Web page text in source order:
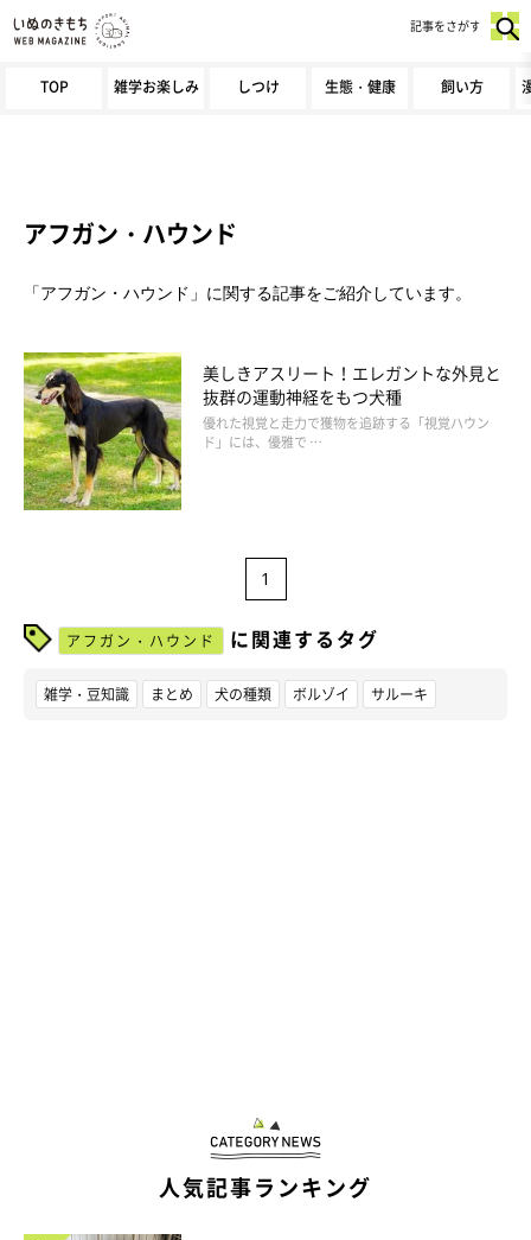
TOP 雑学お楽しみ しつけ 生態・健康 飼い方
記事をさがす
アフガン・ハウンド
「アフガン・ハウンド」に関する記事をご紹介しています。
美しきアスリート！エレガントな外見と
抜群の運動神経をもつ犬種
優れた視覚と走力で獲物を追跡する「視覚ハウン
ド」には、優雅で …
1
アフガン・ハウンド に関連するタグ
雑学・豆知識 まとめ 犬の種類 ボルゾイ サルーキ
人気記事ランキング